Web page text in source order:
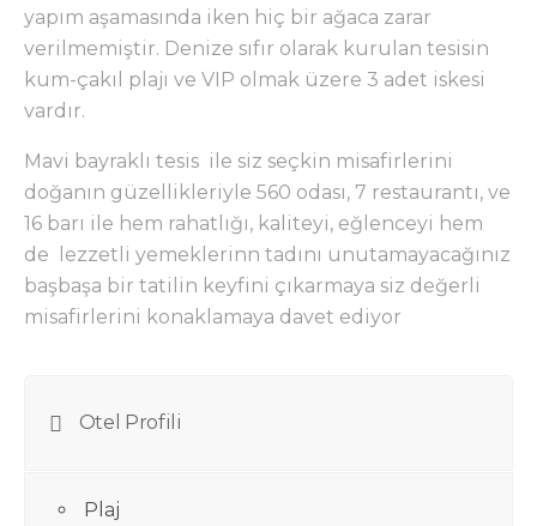
yapım aşamasında iken hiç bir ağaca zarar
verilmemiştir. Denize sıfır olarak kurulan tesisin
kum-çakıl plajı ve VIP olmak üzere 3 adet iskesi
vardır.
Mavi bayraklı tesis ile siz seçkin misafirlerini
doğanın güzellikleriyle 560 odası, 7 restaurantı, ve
16 barı ile hem rahatlığı, kaliteyi, eğlenceyi hem
de lezzetli yemeklerinn tadını unutamayacağınız
başbaşa bir tatilin keyfini çıkarmaya siz değerli
misafirlerini konaklamaya davet ediyor
Otel Profili
Plaj